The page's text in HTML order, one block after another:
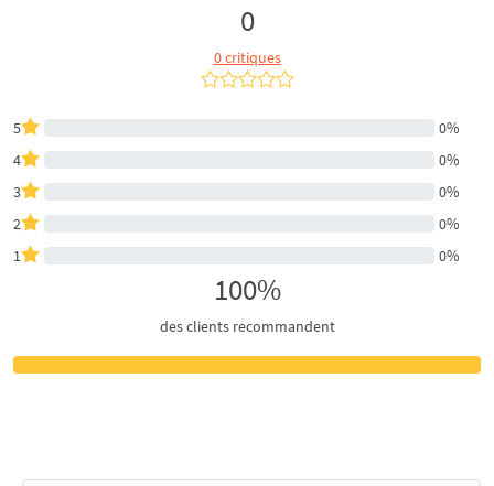
0
0 critiques
5
0%
4
0%
3
0%
2
0%
1
0%
100%
des clients recommandent